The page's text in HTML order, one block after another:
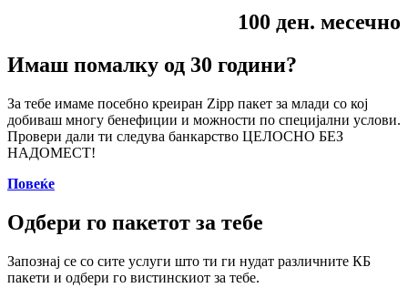
100 ден. месечно
Имаш помалку од 30 години?
За тебе имаме посебно креиран Zipp пакет за млади со кој
добиваш многу бенефиции и можности по специјални услови.
Провери дали ти следува банкарство ЦЕЛОСНО БЕЗ
НАДОМЕСТ!
Повеќе
Одбери го пакетот за тебе
Запознај се со сите услуги што ти ги нудат различните КБ
пакети и одбери го вистинскиот за тебе.